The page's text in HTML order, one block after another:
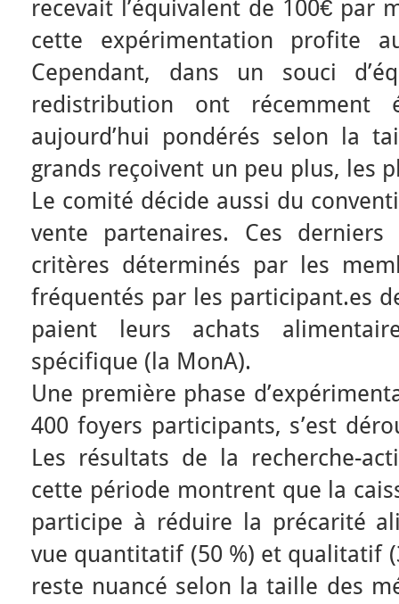
recevait l’équivalent de 100€ par
cette expérimentation profite
Cependant, dans un souci
redistribution ont récemment
aujourd’hui pondérés selon la
grands reçoivent un peu plus, les
Le comité décide aussi du
vente partenaires. Ces
critères déterminés par les
fréquentés par les participant.es
paient leurs achats
spécifique (la MonA).
Une première phase
400 foyers participants, s’est
Les résultats de la recherche-
cette période montrent que la
participe à réduire la précarité
vue quantitatif (50 %) et qualitatif
reste nuancé selon la taille des